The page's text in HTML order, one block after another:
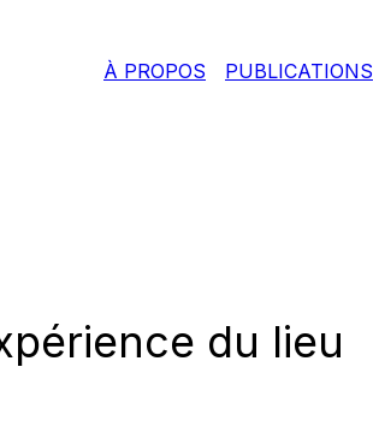
À PROPOS PUBLICATIONS
du lieu